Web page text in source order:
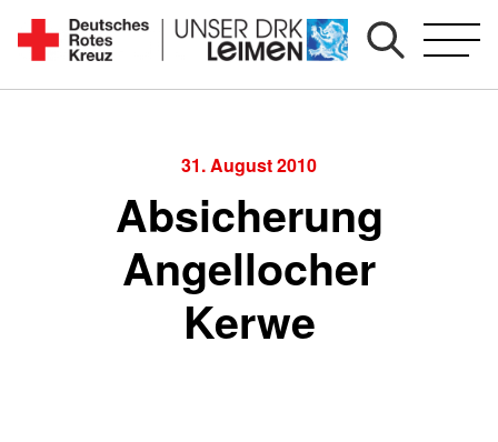
Zum
Inhalt
springen
1892
31. August 2010
Absicherung
Angellocher
Kerwe